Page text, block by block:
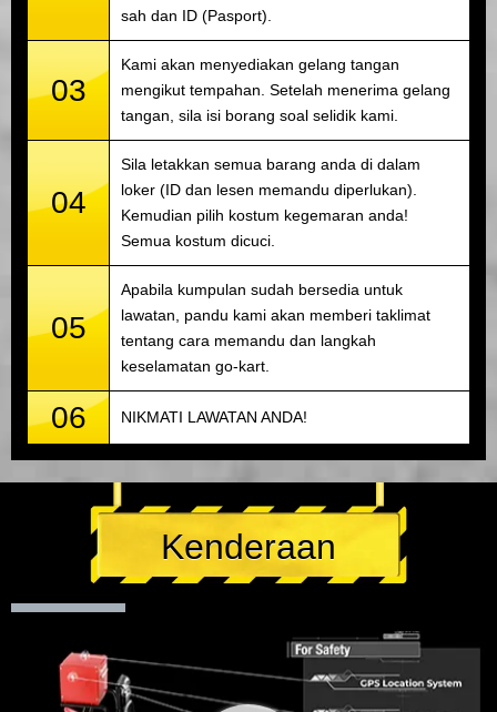
sah dan ID (Pasport).
03
Kami akan menyediakan gelang tangan
mengikut tempahan. Setelah menerima gelang
tangan, sila isi borang soal selidik kami.
04
Sila letakkan semua barang anda di dalam
loker (ID dan lesen memandu diperlukan).
Kemudian pilih kostum kegemaran anda!
Semua kostum dicuci.
05
Apabila kumpulan sudah bersedia untuk
lawatan, pandu kami akan memberi taklimat
tentang cara memandu dan langkah
keselamatan go-kart.
06 NIKMATI LAWATAN ANDA!
Kenderaan